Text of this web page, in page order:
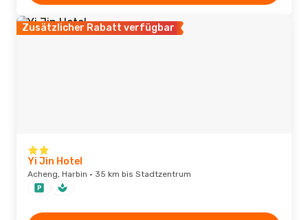
Zusätzlicher Rabatt verfügbar
Yi Jin Hotel
Acheng, Harbin · 35 km bis Stadtzentrum